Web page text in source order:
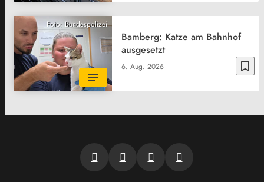
Foto: Bundespolizei
bookmark_border
6. Aug. 2026
Bamberg: Katze am Bahnhof
ausgesetzt